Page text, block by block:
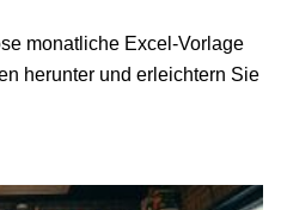
monatliche Excel-Vorlage
herunter und erleichtern Sie